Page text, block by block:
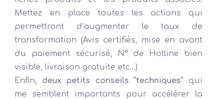
Mettez en place toutes les actions qui
permettront d’augmenter le taux de
transformation (Avis certifiés, mise en avant
du paiement sécurisé, N° de Hotline bien
visible, livraison gratuite etc…)
Enfin, deux petits conseils “techniques” qui
me semblent importants pour accélérer la